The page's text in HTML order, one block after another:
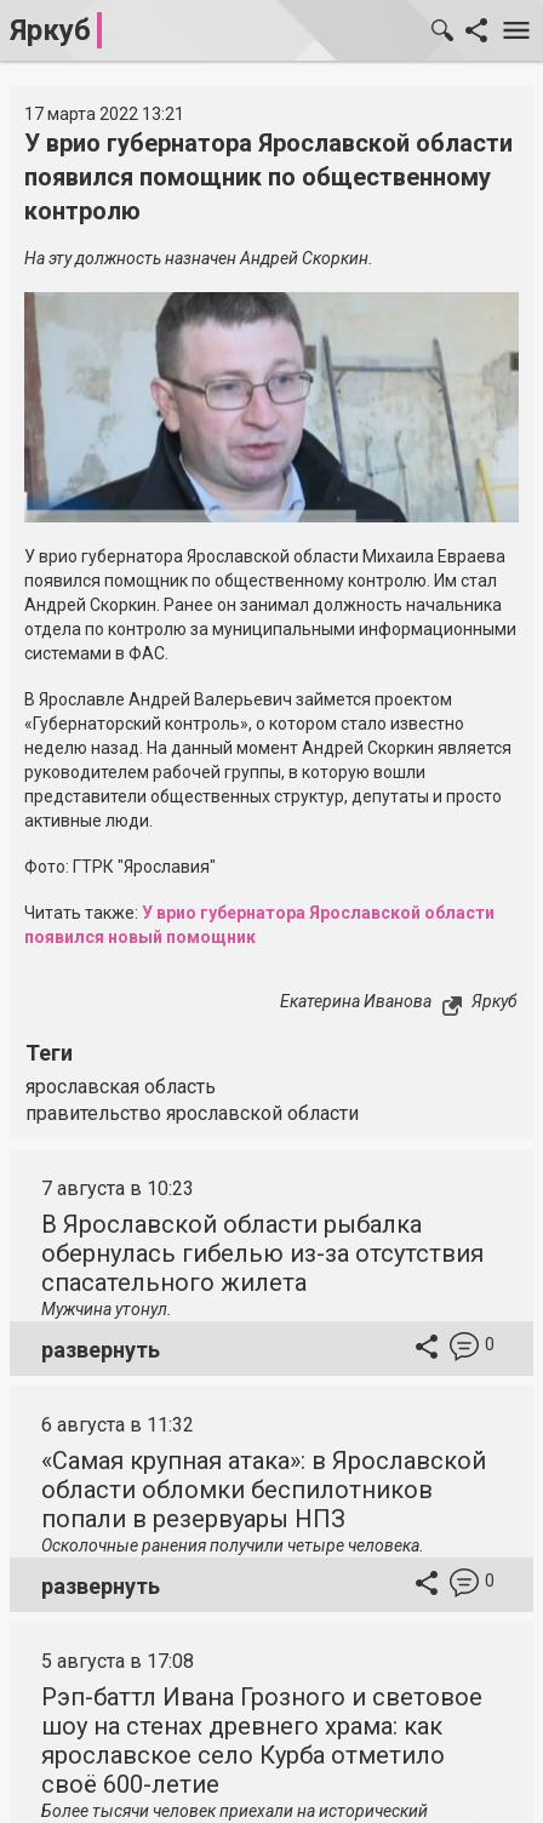
Яркуб
17 марта 2022 13:21
У врио губернатора Ярославской области
появился помощник по общественному
контролю
На эту должность назначен Андрей Скоркин.
У врио губернатора Ярославской области Михаила Евраева
появился помощник по общественному контролю. Им стал
Андрей Скоркин. Ранее он занимал должность начальника
отдела по контролю за муниципальными информационными
системами в ФАС.
В Ярославле Андрей Валерьевич займется проектом
«Губернаторский контроль», о котором стало известно
неделю назад. На данный момент Андрей Скоркин является
руководителем рабочей группы, в которую вошли
представители общественных структур, депутаты и просто
активные люди.
Фото: ГТРК "Ярославия"
Читать также: У врио губернатора Ярославской области
появился новый помощник
Екатерина Иванова Яркуб
Теги
ярославская область
правительство ярославской области
7 августа в 10:23
В Ярославской области рыбалка
обернулась гибелью из-за отсутствия
спасательного жилета
Мужчина утонул.
развернуть 0
6 августа в 11:32
«Самая крупная атака»: в Ярославской
области обломки беспилотников
попали в резервуары НПЗ
Осколочные ранения получили четыре человека.
развернуть 0
5 августа в 17:08
Рэп-баттл Ивана Грозного и световое
шоу на стенах древнего храма: как
ярославское село Курба отметило
своё 600-летие
Более тысячи человек приехали на исторический